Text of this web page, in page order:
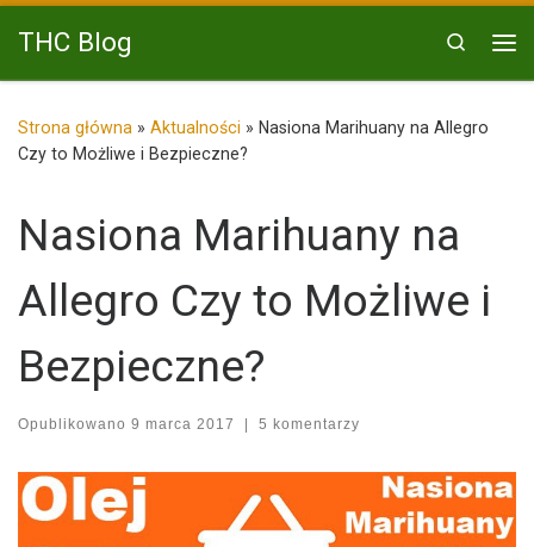
Przejdź do treści
THC Blog
Search
Strona główna » Aktualności » Nasiona Marihuany na Allegro
Czy to Możliwe i Bezpieczne?
Nasiona Marihuany na
Allegro Czy to Możliwe i
Bezpieczne?
Opublikowano 9 marca 2017 | 5 komentarzy